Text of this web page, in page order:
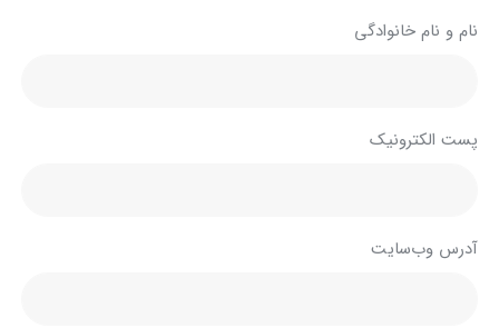
نام و نام خانوادگی
پست الکترونیک
آدرس وب‌سایت